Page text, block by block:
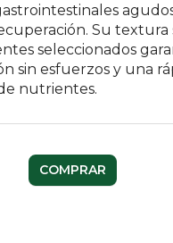
Su textura
seleccionados
sin esfuerzos y una
nutrientes.